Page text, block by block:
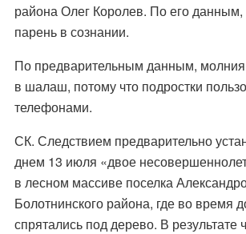
района Олег Королев. По его
парень в сознании.
По предварительным данным, молния
в шалаш, потому что подростки
телефонами.
СК. Следствием предварительно
днем 13 июля «двое
в лесном массиве поселка
Болотнинского района, где во время
спрятались под дерево. В результате